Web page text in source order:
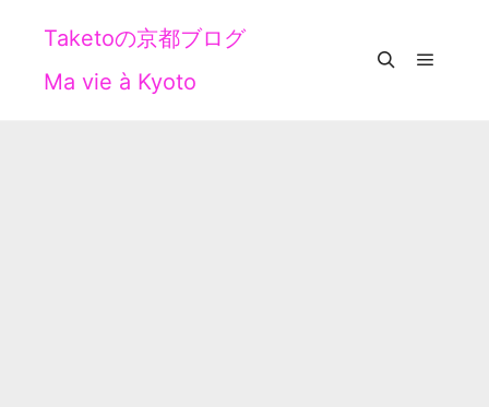
Taketoの京都ブログ
Ma vie à Kyoto